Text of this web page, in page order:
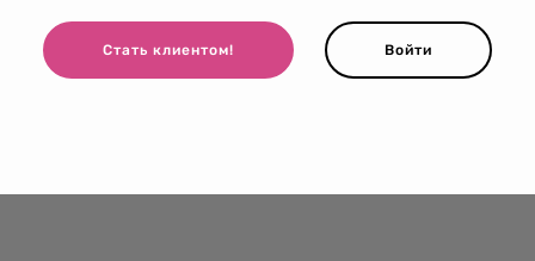
Стать клиентом! Войти